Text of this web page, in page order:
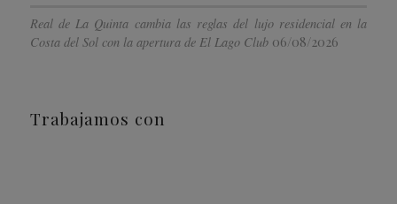
Real de La Quinta cambia las reglas del lujo residencial en la
Costa del Sol con la apertura de El Lago Club 06/08/2026
Trabajamos con